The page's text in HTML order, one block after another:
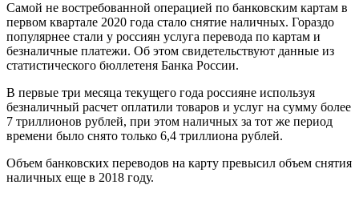
Самой не востребованной операцией по банковским картам в
первом квартале 2020 года стало снятие наличных. Гораздо
популярнее стали у россиян услуга перевода по картам и
безналичные платежи. Об этом свидетельствуют данные из
статистического бюллетеня Банка России.
В первые три месяца текущего года россияне используя
безналичный расчет оплатили товаров и услуг на сумму более
7 триллионов рублей, при этом наличных за тот же период
времени было снято только 6,4 триллиона рублей.
Объем банковских переводов на карту превысил объем снятия
наличных еще в 2018 году.